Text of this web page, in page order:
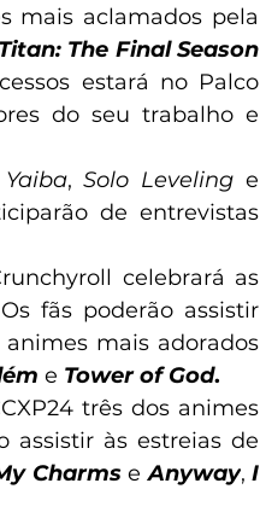
mais aclamados pela
The Final Season
estará no Palco
do seu trabalho e
, Solo Leveling e
de entrevistas
celebrará as
fãs poderão assistir
mais adorados
e Tower of God.
três dos animes
assistir às estreias de
Charms e Anyway, I